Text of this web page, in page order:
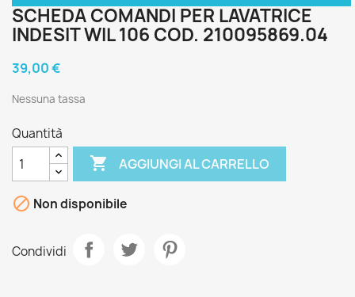
SCHEDA COMANDI PER LAVATRICE
INDESIT WIL 106 COD. 210095869.04
39,00 €
Nessuna tassa
Quantità
 AGGIUNGI AL CARRELLO
 Non disponibile
Condividi